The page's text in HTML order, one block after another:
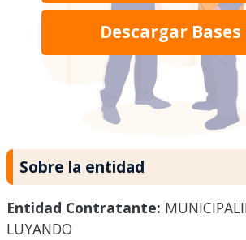
Descargar Bases
Sobre la entidad
Entidad Contratante:
LUYANDO